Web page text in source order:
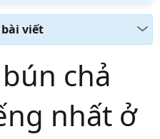
viết
chả
nhất ở